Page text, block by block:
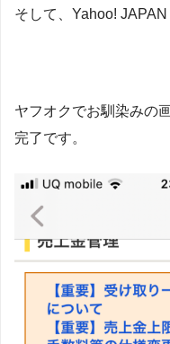
そして、Yahoo! JAPAN
ヤフオクでお馴染みの
完了です。